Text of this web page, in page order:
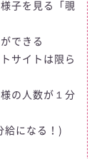
子を見る「覗
できる
サイトは限ら
の人数が１分
給になる！)